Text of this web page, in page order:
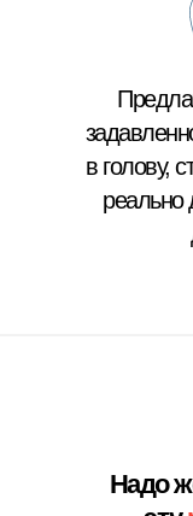
в голову,
Надо